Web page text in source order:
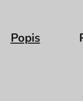
Popis